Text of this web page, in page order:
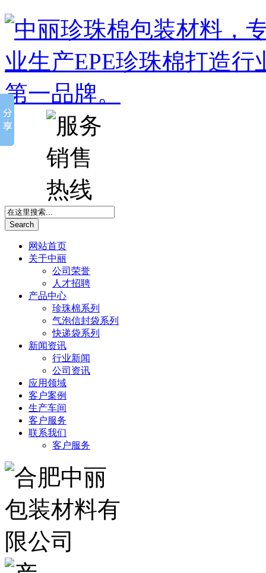
Search
网站首页
关于中丽
公司荣誉
人才招聘
产品中心
珍珠棉系列
气泡信封袋系列
快递袋系列
新闻资讯
行业新闻
公司资讯
应用领域
客户案例
生产车间
客户服务
联系我们
客户服务